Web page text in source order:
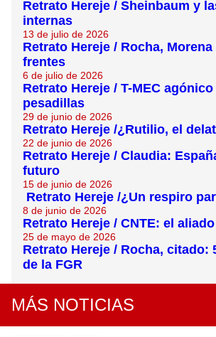
Retrato Hereje / Sheinbaum y
internas
13 de julio de 2026
Retrato Hereje / Rocha,
frentes
6 de julio de 2026
Retrato Hereje / T-MEC
pesadillas
29 de junio de 2026
Retrato Hereje /¿Rutilio, el
22 de junio de 2026
Retrato Hereje / Claudia:
futuro
15 de junio de 2026
Retrato Hereje /¿Un respiro
8 de junio de 2026
Retrato Hereje / CNTE: el
25 de mayo de 2026
Retrato Hereje / Rocha, citado:
de la FGR
MÁS NOTICIAS